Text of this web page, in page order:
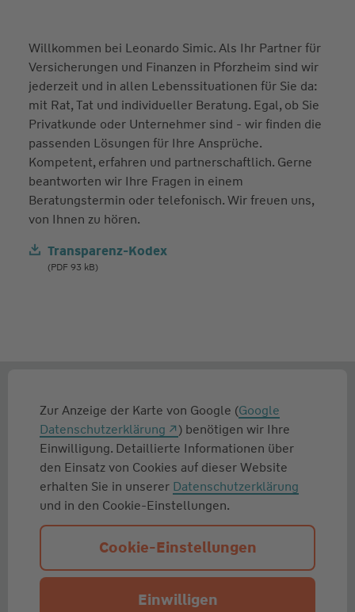
Willkommen bei Leonardo Simic. Als Ihr Partner für
Versicherungen und Finanzen in Pforzheim sind wir
jederzeit und in allen Lebenssituationen für Sie da:
mit Rat, Tat und individueller Beratung. Egal, ob Sie
Privatkunde oder Unternehmer sind - wir finden die
passenden Lösungen für Ihre Ansprüche.
Kompetent, erfahren und partnerschaftlich. Gerne
beantworten wir Ihre Fragen in einem
Beratungstermin oder telefonisch. Wir freuen uns,
von Ihnen zu hören.
Transparenz-Kodex
(PDF 93 kB)
Zur Anzeige der Karte von Google (Google
Datenschutzerklärung
) benötigen wir Ihre
Einwilligung. Detaillierte Informationen über
den Einsatz von Cookies auf dieser Website
erhalten Sie in unserer Datenschutzerklärung
und in den Cookie-Einstellungen.
Cookie-Einstellungen
Einwilligen